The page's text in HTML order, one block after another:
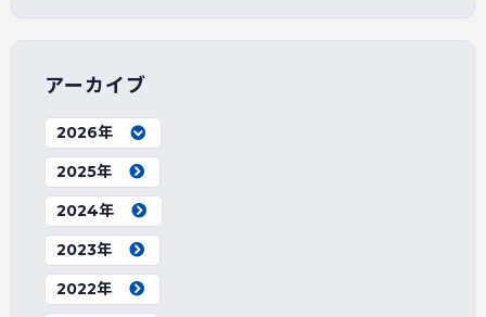
アーカイブ
2026年
2025年
2024年
2023年
2022年